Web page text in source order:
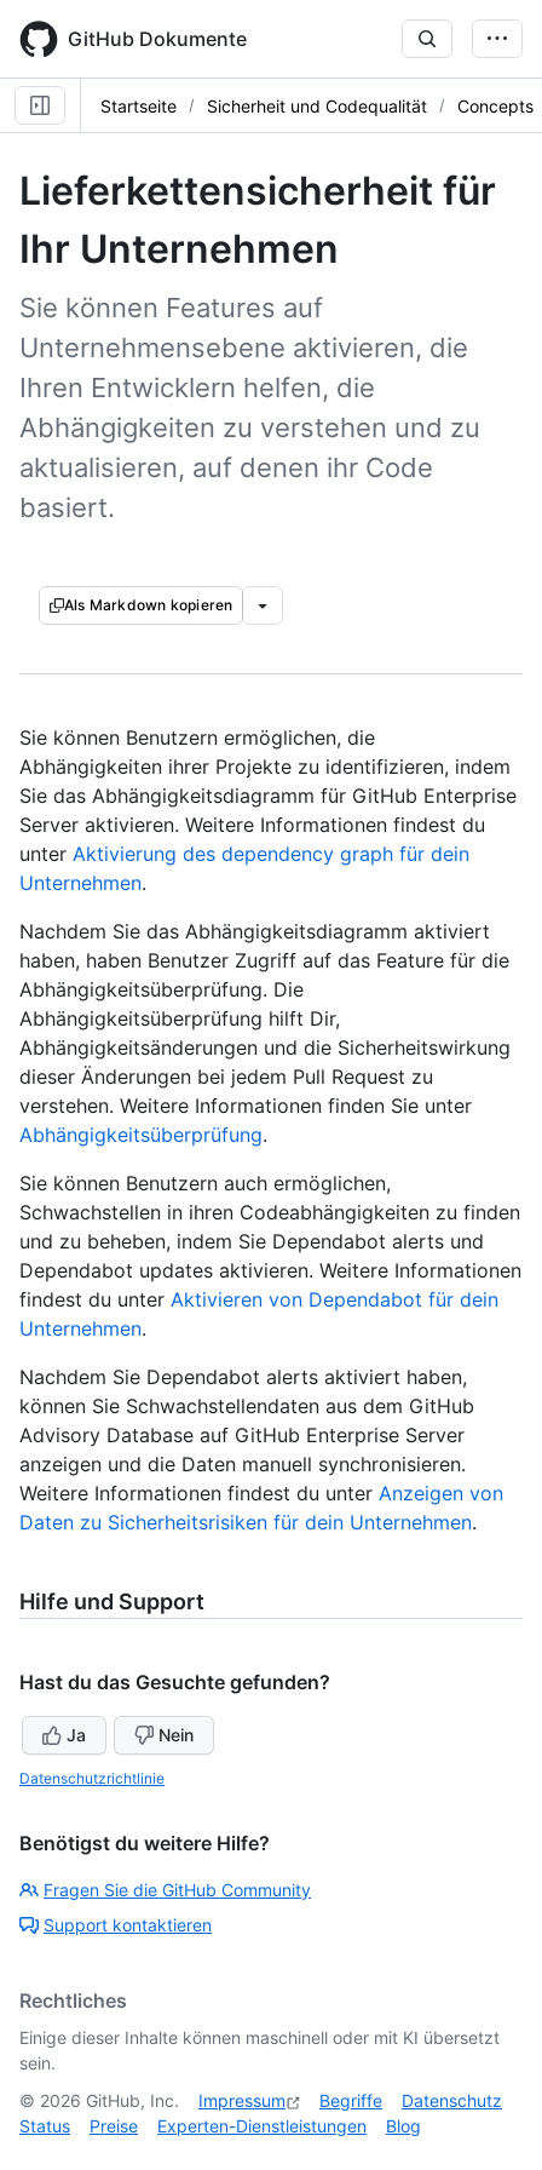
main
content
GitHub Dokumente
Startseite Sicherheit und Codequalität Concepts
Lieferkettensicherheit für
Ihr Unternehmen
Sie können Features auf
Unternehmensebene aktivieren, die
Ihren Entwicklern helfen, die
Abhängigkeiten zu verstehen und zu
aktualisieren, auf denen ihr Code
basiert.
Als Markdown kopieren
Sie können Benutzern ermöglichen, die
Abhängigkeiten ihrer Projekte zu identifizieren, indem
Sie das Abhängigkeitsdiagramm für GitHub Enterprise
Server aktivieren. Weitere Informationen findest du
unter Aktivierung des dependency graph für dein
Unternehmen.
Nachdem Sie das Abhängigkeitsdiagramm aktiviert
haben, haben Benutzer Zugriff auf das Feature für die
Abhängigkeitsüberprüfung. Die
Abhängigkeitsüberprüfung hilft Dir,
Abhängigkeitsänderungen und die Sicherheitswirkung
dieser Änderungen bei jedem Pull Request zu
verstehen. Weitere Informationen finden Sie unter
Abhängigkeitsüberprüfung.
Sie können Benutzern auch ermöglichen,
Schwachstellen in ihren Codeabhängigkeiten zu finden
und zu beheben, indem Sie Dependabot alerts und
Dependabot updates aktivieren. Weitere Informationen
findest du unter Aktivieren von Dependabot für dein
Unternehmen.
Nachdem Sie Dependabot alerts aktiviert haben,
können Sie Schwachstellendaten aus dem GitHub
Advisory Database auf GitHub Enterprise Server
anzeigen und die Daten manuell synchronisieren.
Weitere Informationen findest du unter Anzeigen von
Daten zu Sicherheitsrisiken für dein Unternehmen.
Hilfe und Support
Hast du das Gesuchte gefunden?
Ja Nein
Datenschutzrichtlinie
Benötigst du weitere Hilfe?
Fragen Sie die GitHub Community
Support kontaktieren
Rechtliches
Einige dieser Inhalte können maschinell oder mit KI übersetzt
sein.
© 2026 GitHub, Inc. Impressum Begriffe
Datenschutz
Status
Preise Experten-Dienstleistungen Blog